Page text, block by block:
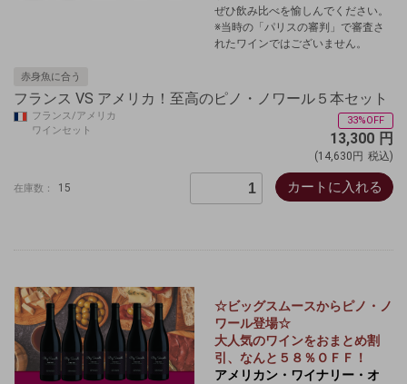
ぜひ飲み比べを愉しんでください。
※当時の「パリスの審判」で審査さ
れたワインではございません。
赤身魚に合う
フランス VS アメリカ！至高のピノ・ノワール５本セット
フランス/アメリカ
ワインセット
33%OFF
13,300 円
(14,630円 税込)
在庫数： 15 カートに入れる
☆ビッグスムースからピノ・ノ
ワール登場☆
大人気のワインをおまとめ割
引、なんと５８％ＯＦＦ！
アメリカン・ワイナリー・オ